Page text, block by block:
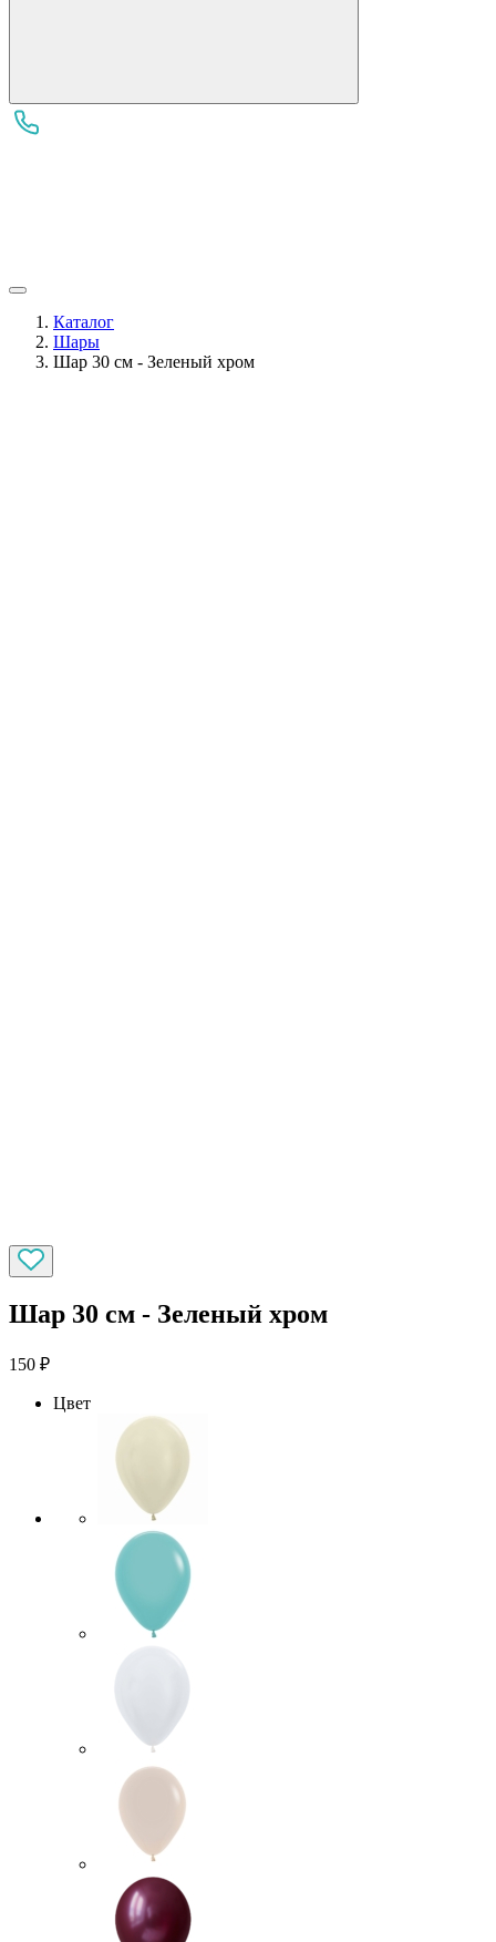
Каталог
Шары
Шар 30 см - Зеленый хром
Шар 30 см - Зеленый хром
150 ₽
Цвет